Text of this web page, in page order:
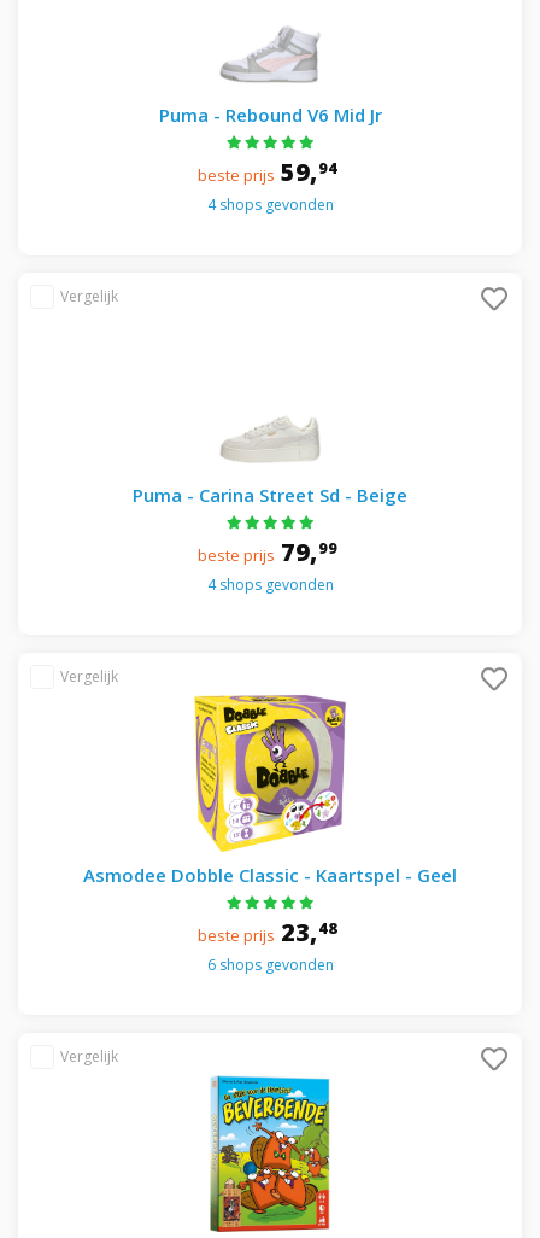
Puma - Rebound V6 Mid Jr
beste prijs 59,94
4 shops gevonden
Puma - Carina Street Sd - Beige
beste prijs 79,99
4 shops gevonden
Asmodee Dobble Classic - Kaartspel - Geel
beste prijs 23,48
6 shops gevonden